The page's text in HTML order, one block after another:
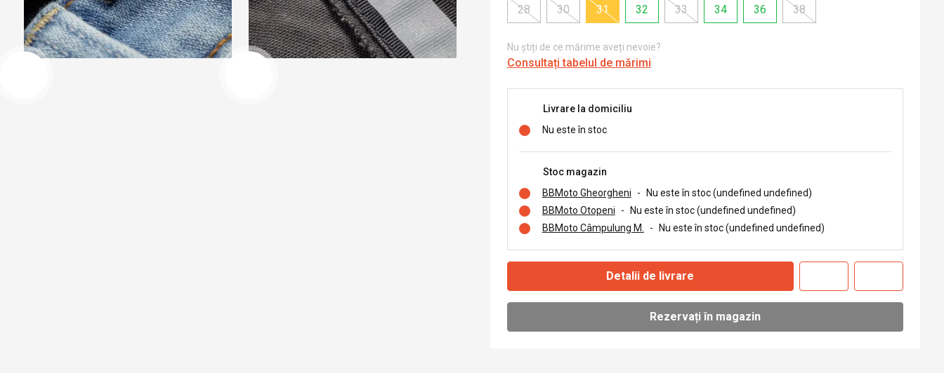
28
30 31 32 33 34 36 38
Nu știți de ce mărime aveți nevoie?
Consultați tabelul de mărimi
Livrare la domiciliu
Nu este în stoc
Stoc magazin
BBMoto Gheorgheni
-
Nu este în stoc (undefined undefined)
BBMoto Otopeni
-
Nu este în stoc (undefined undefined)
BBMoto Câmpulung M.
- Nu este în stoc (undefined undefined)
Detalii de livrare
Rezervați în magazin